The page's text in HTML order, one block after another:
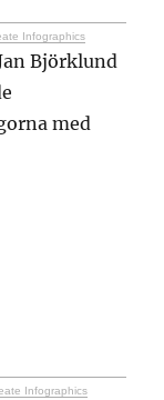
Infographics
Björklund
med
Infographics